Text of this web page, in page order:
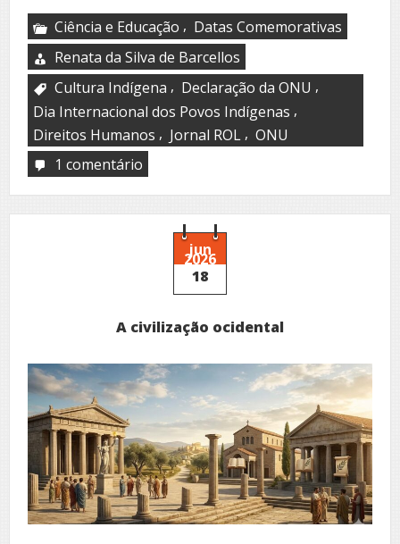
Ciência e Educação , Datas Comemorativas
Renata da Silva de Barcellos
Cultura Indígena , Declaração da ONU ,
Dia Internacional dos Povos Indígenas ,
Direitos Humanos , Jornal ROL , ONU
1 comentário
Internacional
dos
Povos
Indígenas
jun
2026
18
A civilização ocidental